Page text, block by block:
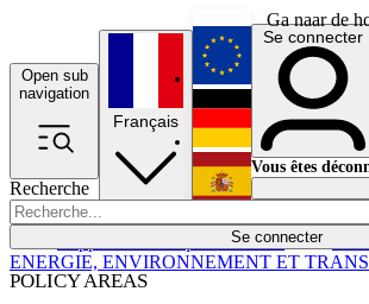
Ga naar de
Open sub
navigation
Recherche
Se connecter
POLICY AREAS
Économie
Français
English
Deutsch
Español
Se connecter
Vous êtes
ENERGIE, ENVIRONNEMENT ET